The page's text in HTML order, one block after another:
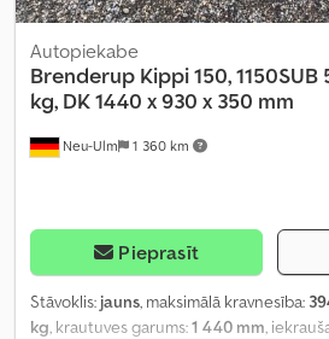
Neu-Ulm 1 360 km
Autopiekabe
Brenderup Kippi 150, 1150SUB
kg, DK 1440 x 930 x 350 mm
Pieprasīt
Stāvoklis: jauns, maksimālā kravnesība:
kg, krautuves garums:1 440 mm,